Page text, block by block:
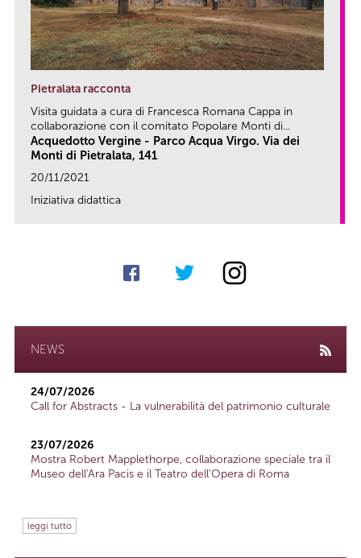
Pietralata racconta
Visita guidata a cura di Francesca Romana Cappa in
collaborazione con il comitato Popolare Monti di...
Acquedotto Vergine - Parco Acqua Virgo. Via dei
Monti di Pietralata, 141
20/11/2021
Iniziativa didattica
NEWS
24/07/2026
Call for Abstracts - La vulnerabilità del patrimonio culturale
23/07/2026
Mostra Robert Mapplethorpe, collaborazione speciale tra il
Museo dell'Ara Pacis e il Teatro dell'Opera di Roma
leggi tutto